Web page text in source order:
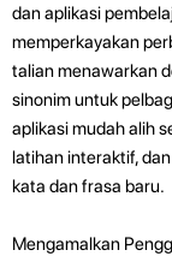
dan aplikasi
memperkayakan
talian menawarkan
sinonim untuk
aplikasi mudah alih
latihan interaktif,
kata dan frasa baru.
Mengamalkan